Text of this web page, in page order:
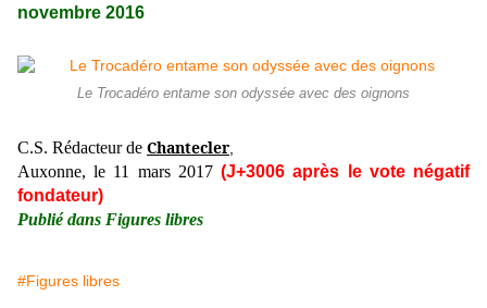
novembre 2016
Le Trocadéro entame son odyssée avec des oignons
C.S. Rédacteur de Chantecler
Auxonne, le 11 mars 2017 (J+3006 après le vote négatif
fondateur)
Publié dans Figures libres
#Figures libres